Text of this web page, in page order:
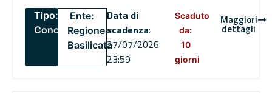
Tipo:
Concorsi
Ente:
Regione
Basilicata
Data di
scadenza:
27/07/2026
23:59
Scaduto
da:
10
giorni
Maggiori
dettagli